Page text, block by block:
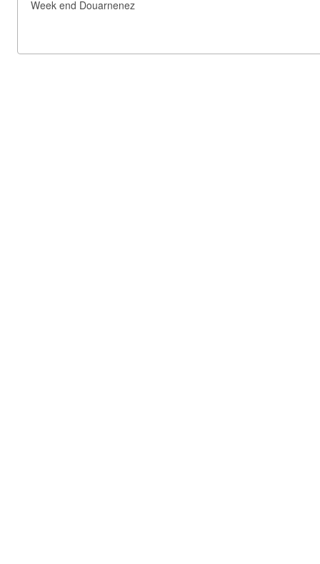
Week end Douarnenez